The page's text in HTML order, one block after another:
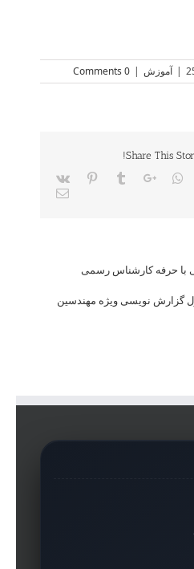
| آموزش |
0 Comments
Share This
Whatsapp
Google+
Tumblr
Pinterest
Vk
Email
با حرفه کارشناس رسمی
گزارش نویسی ویژه مهندسین